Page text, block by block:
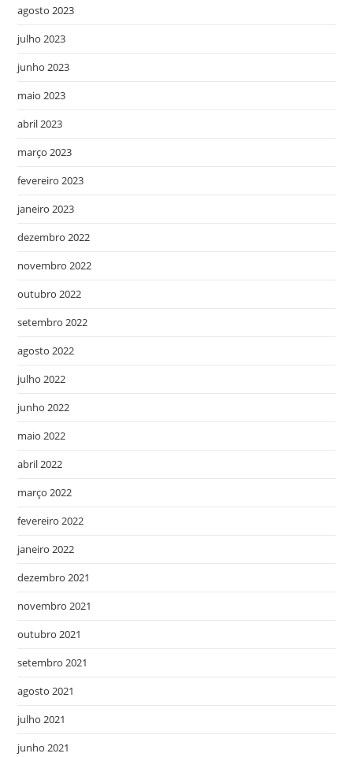
agosto 2023
julho 2023
junho 2023
maio 2023
abril 2023
março 2023
fevereiro 2023
janeiro 2023
dezembro 2022
novembro 2022
outubro 2022
setembro 2022
agosto 2022
julho 2022
junho 2022
maio 2022
abril 2022
março 2022
fevereiro 2022
janeiro 2022
dezembro 2021
novembro 2021
outubro 2021
setembro 2021
agosto 2021
julho 2021
junho 2021